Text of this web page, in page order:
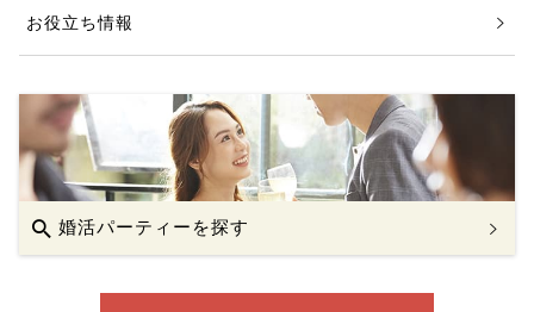
お役立ち情報
婚活パーティーを探す